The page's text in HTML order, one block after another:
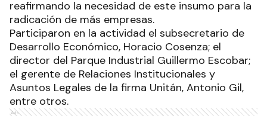
reafirmando la necesidad de este insumo para la
radicación de más empresas.
Participaron en la actividad el subsecretario de
Desarrollo Económico, Horacio Cosenza; el
director del Parque Industrial Guillermo Escobar;
el gerente de Relaciones Institucionales y
Asuntos Legales de la firma Unitán, Antonio Gil,
entre otros.
Ads